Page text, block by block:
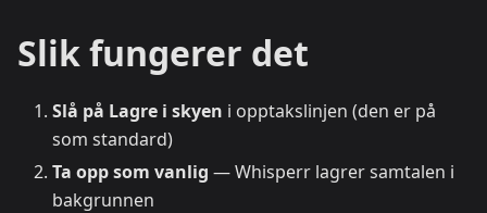
Slik fungerer det
Slå på Lagre i skyen i opptakslinjen (den er på
som standard)
Ta opp som vanlig — Whisperr lagrer samtalen i
bakgrunnen